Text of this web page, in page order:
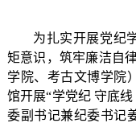
为扎实开展党纪
矩意识，筑牢廉洁自律
学院、考古文博学院
馆开展“学党纪 守底
委副书记兼纪委书记